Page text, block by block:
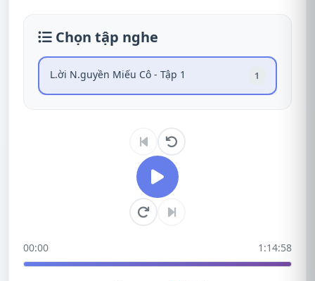
Chọn tập nghe
L.ời N.guyền Miếu Cô - Tập 1 1
00:00 1:14:58